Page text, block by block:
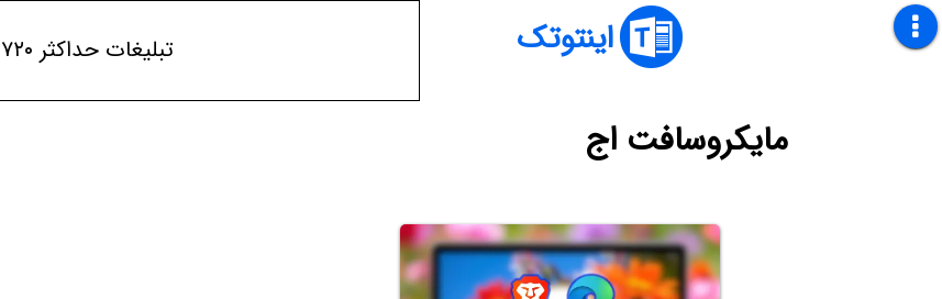
اینتوتک تبلیغات حداکثر ۷۲۰ در ۹۰
مایکروسافت اج